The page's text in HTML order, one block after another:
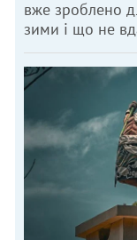
вже зроблено
зими і що не